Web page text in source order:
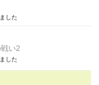
した
い2
した